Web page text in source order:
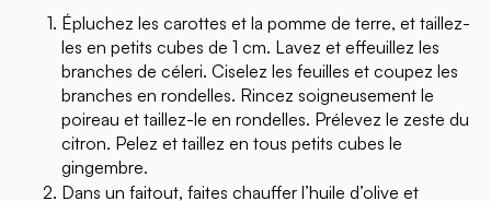
Épluchez les carottes et la pomme de terre, et taillez-
les en petits cubes de 1 cm. Lavez et effeuillez les
branches de céleri. Ciselez les feuilles et coupez les
branches en rondelles. Rincez soigneusement le
poireau et taillez-le en rondelles. Prélevez le zeste du
citron. Pelez et taillez en tous petits cubes le
gingembre.
Dans un faitout, faites chauffer l’huile d’olive et